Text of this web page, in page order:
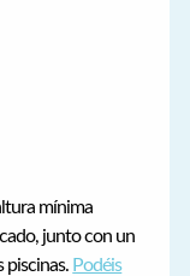
mínima
junto con un
piscinas. Podéis